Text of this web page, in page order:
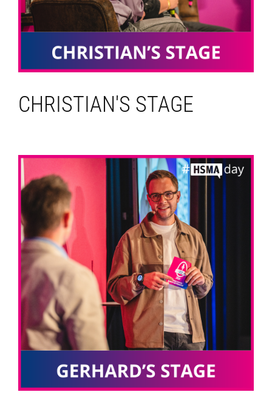
CHRISTIAN'S STAGE